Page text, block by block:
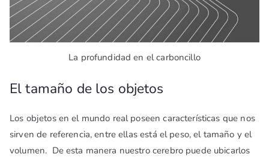
La profundidad en el carboncillo
El tamaño de los objetos
Los objetos en el mundo real poseen características que nos
sirven de referencia, entre ellas está el peso, el tamaño y el
volumen. De esta manera nuestro cerebro puede ubicarlos